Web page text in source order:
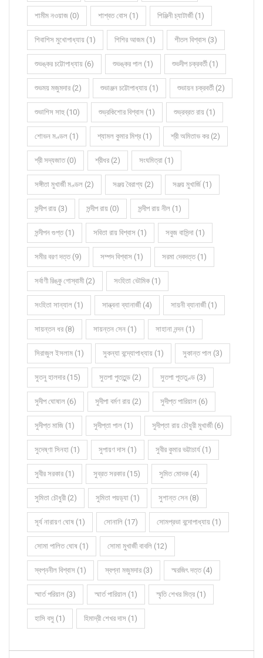
শামীম নওয়াজ (0) শাশ্বত বোস (1) শিঞ্জিনী চ্যাটার্জী (1)
শিবাশিস মুখোপাধ্যায় (1) শিশির আজম (1) শীতল বিশ্বাস (3)
শুভঙ্কর চট্টোপাধ্যায় (6) শুভঙ্কর পাল (1) শুভদীপ চক্রবর্তী (1)
শুভময় মজুমদার (2) শুভাঞ্জন চট্টোপাধ্যায় (1) শুভায়ন চক্রবর্তী (2)
শুভাশিস সাহু (10) শুভ্রকিশোর বিশ্বাস (1) শুভ্রব্রত রায় (1)
শোভন মণ্ডল (1) শ্যামল কুমার মিশ্র (1) শ্রী অমিতাভ কর (2)
শ্রী সদ্যজাত (0) শ্রীধর (2) সংঘমিত্রা (1)
সঙ্গীতা মুখার্জী মণ্ডল (2) সঞ্জয় বৈরাগ্য (2) সঞ্জয় মুখার্জি (1)
সন্দীপ রায় (3) সন্দীপ রায় (0) সন্দীপ রায় নীল (1)
সন্দীপন গুপ্ত (1) সবিতা রায় বিশ্বাস (1) সবুজ বাসিন্দা (1)
সমীর বরণ দত্ত (9) সম্পদ বিশ্বাস (1) সরমা দেবদত্ত (1)
সর্বাণী রিঙ্কু গোস্বামী (2) সংহিতা ভৌমিক (1)
সংহিতা সান্যাল (1) সান্ত্বনা ব্যানার্জী (4) সায়নী ব্যানার্জী (1)
সায়ন্তন ধর (8) সায়ন্তন সেন (1) সাহানা নন্দন (1)
সিরাজুল ইসলাম (1) সুকন্যা বন্দ্যোপাধ্যায় (1) সুকান্ত পাল (3)
সুতনু হালদার (15) সুতপা পুততুন্ড (2) সুতপা পূততুণ্ড (3)
সুদীপ ঘোষাল (6) সুদীপা বর্মণ রায় (2) সুদীপ্ত পারিয়াল (6)
সুদীপ্ত মাজি (1) সুদীপ্তা পাল (1) সুদীপ্তা রায় চৌধুরী মুখার্জী (6)
সুদেষ্ণা সিনহা (1) সুপায়ণ দাস (1) সুবীর কুমার ভট্টাচার্য (1)
সুবীর সরকার (1) সুব্রত সরকার (15) সুমিত মোদক (4)
সুমিতা চৌধুরী (2) সুমিতা পয়ড়্যা (1) সুশান্ত সেন (8)
সূর্য নারায়ণ ঘোষ (1) সোনালি (17) সোমপ্রভা বন্দোপাধ্যায় (1)
সোমা পালিত ঘোষ (1) সোমা মুখার্জী বাবলি (12)
স্বপ্ননীল বিশ্বাস (1) স্বপ্না মজুমদার (3) স্মরজিৎ দত্ত (4)
স্মার্ত পরিয়াল (3) স্মার্ত পারিয়াল (1) স্মৃতি শেখর মিত্র (1)
হাসি বসু (1) হিমাদ্রী শেখর দাস (1)